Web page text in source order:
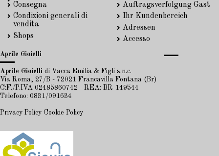
Consegna
Condizioni generali di
vendita
Shops
Auftragsverfolgung Gast
Ihr Kundenbereich
Adressen
Accesso
Aprile Gioielli
Aprile Gioielli di Vacca Emilia & Figli s.n.c.
Via Roma, 27/B - 72021 Francavilla Fontana (Br)
C:F./P.IVA 02485860742 - REA: BR-149544
Telefono: 0831/091634
Privacy Policy Cookie Policy